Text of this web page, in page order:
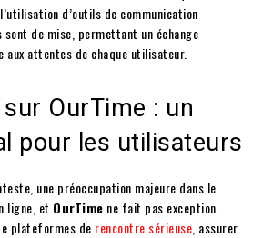
d’outils de communication
de mise, permettant un échange
aux attentes de chaque utilisateur.
OurTime : un
pour les utilisateurs
une préoccupation majeure dans le
ligne, et OurTime ne fait pas exception.
plateformes de rencontre sérieuse , assurer